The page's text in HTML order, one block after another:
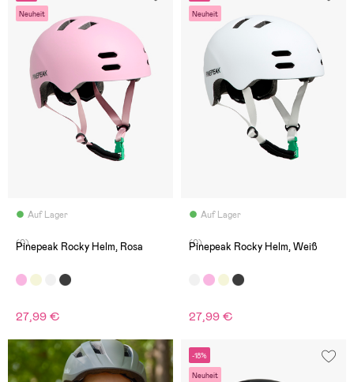
Neuheit
Auf Lager
(0)
Pinepeak Rocky Helm, Rosa
27,99 €
Neuheit
Auf Lager
(0)
Pinepeak Rocky Helm, Weiß
27,99 €
-18%
Neuheit